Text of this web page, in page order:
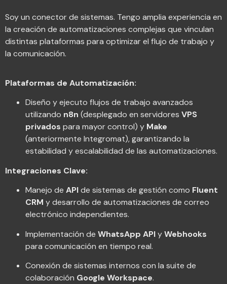
Soy un conector de sistemas. Tengo amplia experiencia en
la creación de automatizaciones complejas que vinculan
distintas plataformas para optimizar el flujo de trabajo y
la comunicación.
Plataformas de Automatización:
Diseño y ejecuto flujos de trabajo avanzados
utilizando n8n (desplegado en servidores VPS
privados para mayor control) y Make
(anteriormente Integromat), garantizando la
estabilidad y escalabilidad de las automatizaciones.
Integraciones Clave:
Manejo de APIde sistemas de gestión como Fluent
CRM y desarrollo de automatizaciones de correo
electrónico independientes.
Implementación de WhatsApp APIyWebhooks
para comunicación en tiempo real.
Conexión de sistemas internos con la suite de
colaboración Google Workspace.